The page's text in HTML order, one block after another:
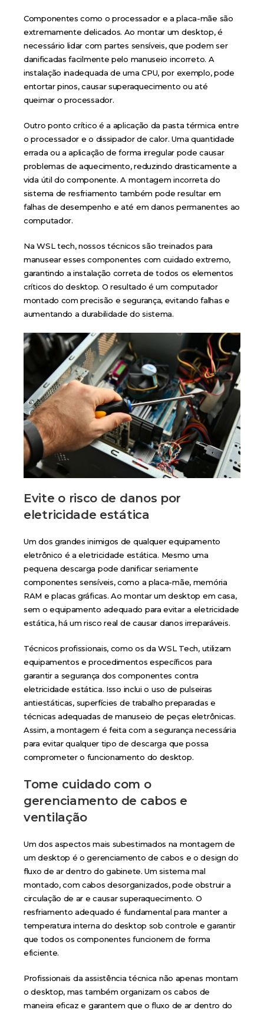
Componentes como o processador e a placa-mãe são
extremamente delicados. Ao montar um desktop, é
necessário lidar com partes sensíveis, que podem ser
danificadas facilmente pelo manuseio incorreto. A
instalação inadequada de uma CPU, por exemplo, pode
entortar pinos, causar superaquecimento ou até
queimar o processador.
Outro ponto crítico é a aplicação da pasta térmica entre
o processador e o dissipador de calor. Uma quantidade
errada ou a aplicação de forma irregular pode causar
problemas de aquecimento, reduzindo drasticamente a
vida útil do componente. A montagem incorreta do
sistema de resfriamento também pode resultar em
falhas de desempenho e até em danos permanentes ao
computador.
Na WSL tech, nossos técnicos são treinados para
manusear esses componentes com cuidado extremo,
garantindo a instalação correta de todos os elementos
críticos do desktop. O resultado é um computador
montado com precisão e segurança, evitando falhas e
aumentando a durabilidade do sistema.
Evite o risco de danos por
eletricidade estática
Um dos grandes inimigos de qualquer equipamento
eletrônico é a eletricidade estática. Mesmo uma
pequena descarga pode danificar seriamente
componentes sensíveis, como a placa-mãe, memória
RAM e placas gráficas. Ao montar um desktop em casa,
sem o equipamento adequado para evitar a eletricidade
estática, há um risco real de causar danos irreparáveis.
Técnicos profissionais, como os da WSL Tech, utilizam
equipamentos e procedimentos específicos para
garantir a segurança dos componentes contra
eletricidade estática. Isso inclui o uso de pulseiras
antiestáticas, superfícies de trabalho preparadas e
técnicas adequadas de manuseio de peças eletrônicas.
Assim, a montagem é feita com a segurança necessária
para evitar qualquer tipo de descarga que possa
comprometer o funcionamento do desktop.
Tome cuidado com o
gerenciamento de cabos e
ventilação
Um dos aspectos mais subestimados na montagem de
um desktop é o gerenciamento de cabos e o design do
fluxo de ar dentro do gabinete. Um sistema mal
montado, com cabos desorganizados, pode obstruir a
circulação de ar e causar superaquecimento. O
resfriamento adequado é fundamental para manter a
temperatura interna do desktop sob controle e garantir
que todos os componentes funcionem de forma
eficiente.
Profissionais da assistência técnica não apenas montam
o desktop, mas também organizam os cabos de
maneira eficaz e garantem que o fluxo de ar dentro do